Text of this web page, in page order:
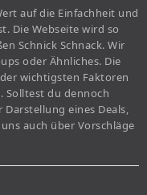
auf die Einfachheit und
Die Webseite wird so
Schnick Schnack. Wir
oder Ähnliches. Die
wichtigsten Faktoren
Solltest du dennoch
eines Deals,
auch über Vorschläge